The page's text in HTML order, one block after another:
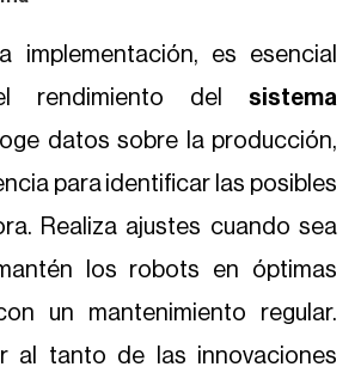
implementación, es esencial
rendimiento del sistema
datos sobre la producción,
para identificar las posibles
Realiza ajustes cuando sea
los robots en óptimas
un mantenimiento regular.
al tanto de las innovaciones